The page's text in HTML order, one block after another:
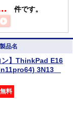
件です。
品名
】ThinkPad E16
3N13
料